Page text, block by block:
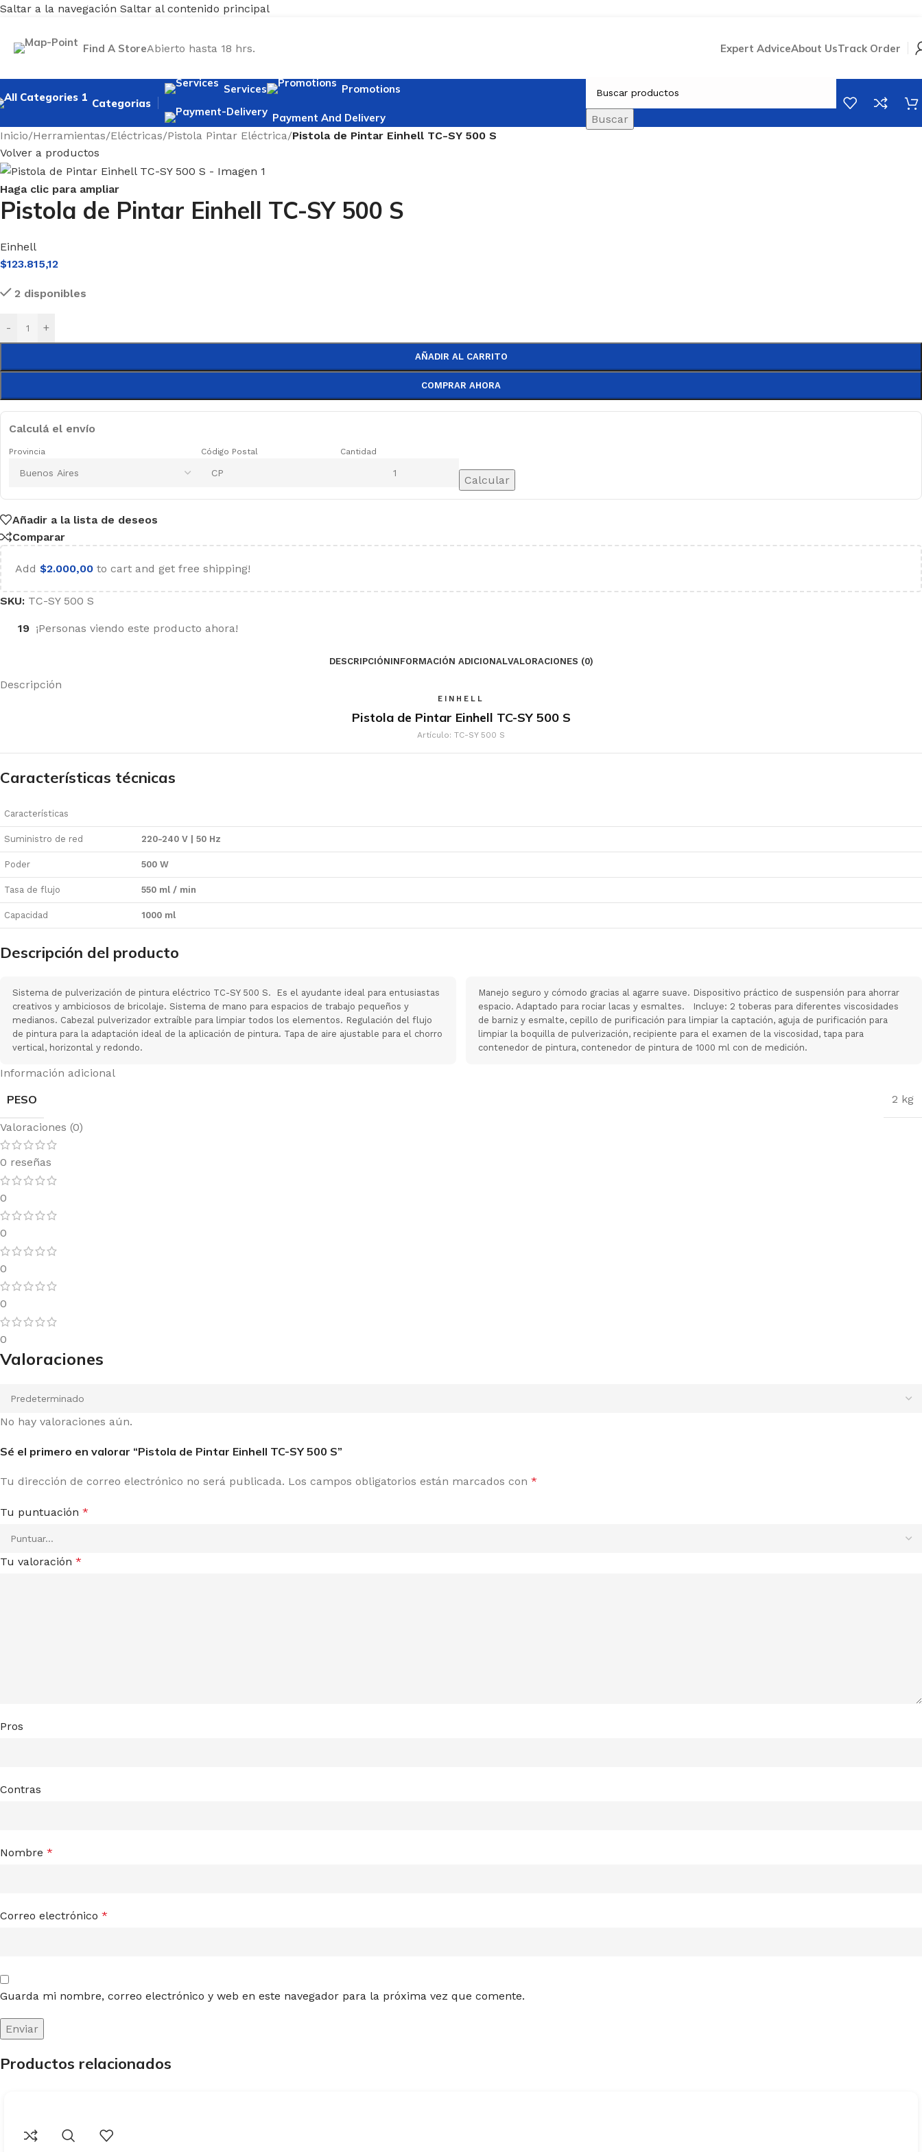
Saltar a la navegación Saltar al contenido principal
Find A StoreAbierto hasta 18 hrs. Expert AdviceAbout UsTrack Order
Categorias
Services Promotions
Payment And Delivery
Buscar
Inicio/Herramientas/Eléctricas/Pistola Pintar Eléctrica/Pistola de Pintar Einhell TC-SY 500 S
Volver a productos
Haga clic para ampliar
Pistola de Pintar Einhell TC-SY 500 S
Einhell
$123.815,12
2 disponibles
- +
AÑADIR AL CARRITO
COMPRAR AHORA
Calculá el envío
Provincia Código Postal Cantidad
Calcular
Añadir a la lista de deseos
Comparar
Add $2.000,00 to cart and get free shipping!
SKU: TC-SY 500 S
19 ¡Personas viendo este producto ahora!
DESCRIPCIÓNINFORMACIÓN ADICIONALVALORACIONES (0)
Descripción
EINHELL
Pistola de Pintar Einhell TC-SY 500 S
Artículo: TC-SY 500 S
Características técnicas
Características
Suministro de red 220-240 V | 50 Hz
Poder 500 W
Tasa de flujo 550 ml / min
Capacidad 1000 ml
Descripción del producto
Sistema de pulverización de pintura eléctrico TC-SY 500 S. Es el ayudante ideal para entusiastas
creativos y ambiciosos de bricolaje. Sistema de mano para espacios de trabajo pequeños y
medianos. Cabezal pulverizador extraíble para limpiar todos los elementos. Regulación del flujo
de pintura para la adaptación ideal de la aplicación de pintura. Tapa de aire ajustable para el chorro
vertical, horizontal y redondo.
Manejo seguro y cómodo gracias al agarre suave. Dispositivo práctico de suspensión para ahorrar
espacio. Adaptado para rociar lacas y esmaltes. Incluye: 2 toberas para diferentes viscosidades
de barniz y esmalte, cepillo de purificación para limpiar la captación, aguja de purificación para
limpiar la boquilla de pulverización, recipiente para el examen de la viscosidad, tapa para
contenedor de pintura, contenedor de pintura de 1000 ml con de medición.
Información adicional
PESO 2 kg
Valoraciones (0)
0 reseñas
0
0
0
0
0
Valoraciones
No hay valoraciones aún.
Sé el primero en valorar “Pistola de Pintar Einhell TC-SY 500 S”
Tu dirección de correo electrónico no será publicada. Los campos obligatorios están marcados con *
Tu puntuación *
Tu valoración *
Pros
Contras
Nombre *
Correo electrónico *
Guarda mi nombre, correo electrónico y web en este navegador para la próxima vez que comente.
Productos relacionados